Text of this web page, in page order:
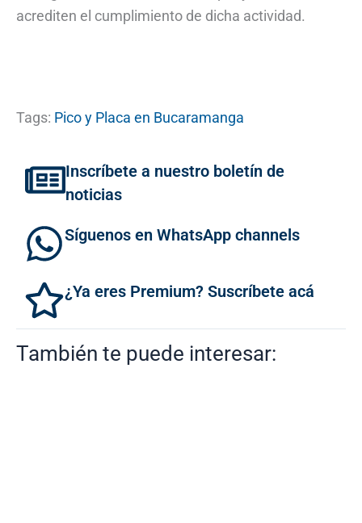
acrediten el cumplimiento de dicha actividad.
Tags: Pico y Placa en Bucaramanga
Inscríbete a nuestro boletín de
noticias
Síguenos en WhatsApp channels
¿Ya eres Premium? Suscríbete acá
También te puede interesar: